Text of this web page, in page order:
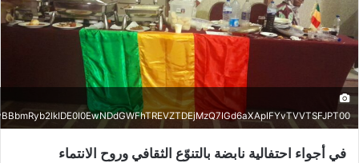
في أجواء احتفالية نابضة بالتنوّع الثقافي وروح الانتماء